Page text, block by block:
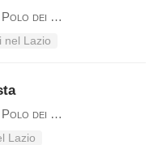
dei Cavalieri
nel Lazio
dei Cavalieri
Lazio